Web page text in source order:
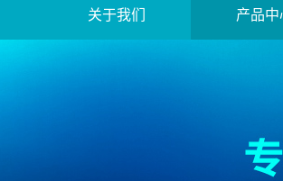
关于我们 产品中